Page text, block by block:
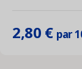
2,80 € par